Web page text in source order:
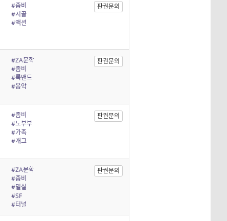
#좀비
#시골
#액션
판권문의
#ZA문학
#좀비
#록밴드
#음악
판권문의
#좀비
#노부부
#가족
#개그
판권문의
#ZA문학
#좀비
#밀실
#SF
#터널
판권문의